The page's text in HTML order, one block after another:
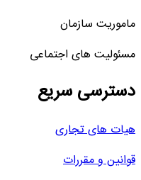
ماموریت سازمان
مسئولیت های اجتماعی
دسترسی سریع
هیات های تجاری
قوانین و مقررات